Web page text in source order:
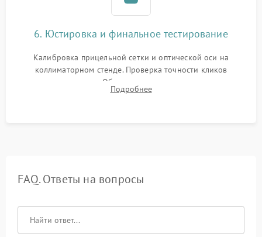
6. Юстировка и финальное тестирование
Калибровка прицельной сетки и оптической оси на
коллиматорном стенде. Проверка точности кликов
механизма поправок. Обязательное испытание прицела на
ударном стенде для проверки устойчивости к отдаче и
Подробнее
FAQ. Ответы на вопросы